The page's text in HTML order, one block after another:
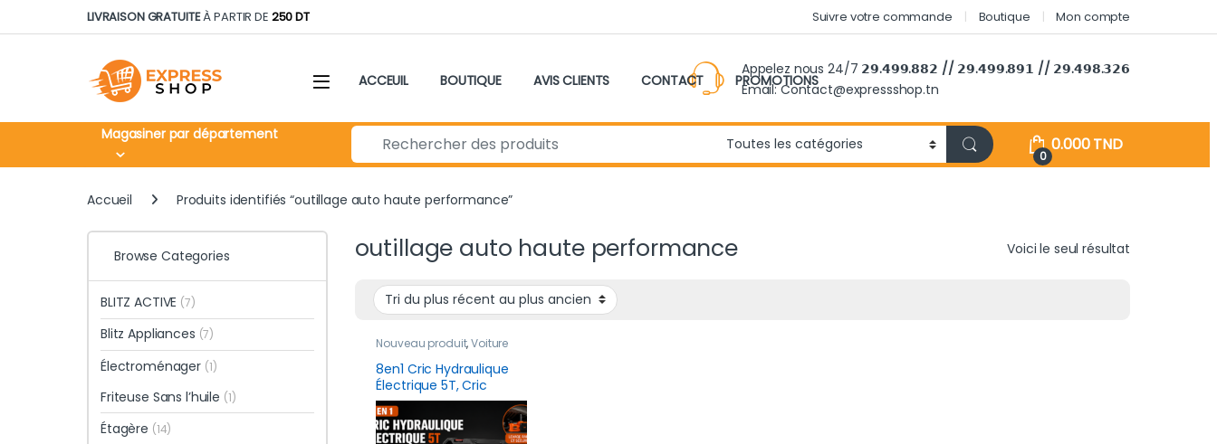
Skip to navigation
Skip to contentLIVRAISON GRATUITEÀ PARTIR DE 250 DT Suivre votre commande Boutique Mon compte
ACCEUIL BOUTIQUE AVIS CLIENTS CONTACT PROMOTIONS
Appelez nous 24/7 𝟮𝟵.𝟰𝟵𝟵.𝟴𝟴𝟮 // 𝟮𝟵.𝟰𝟵𝟵.𝟴𝟵𝟭 // 𝟮𝟵.𝟰𝟵𝟴.𝟯𝟮𝟲
Email: Contact@expressshop.tn
Magasiner par département Search for:
0
0.000TND
Accueil Produits identifiés “outillage auto haute performance”
outillage auto haute performance Voici le seul résultat
Nouveau produit,Voiture
8en1 Cric Hydraulique
Électrique 5T, Cric
électrique Voiture 12V
avec Pompe Gonflable
et lumière LED
Browse Categories
BLITZ ACTIVE (7)
Blitz Appliances (7)
Électroménager (1)
Friteuse Sans l’huile (1)
Étagère (14)